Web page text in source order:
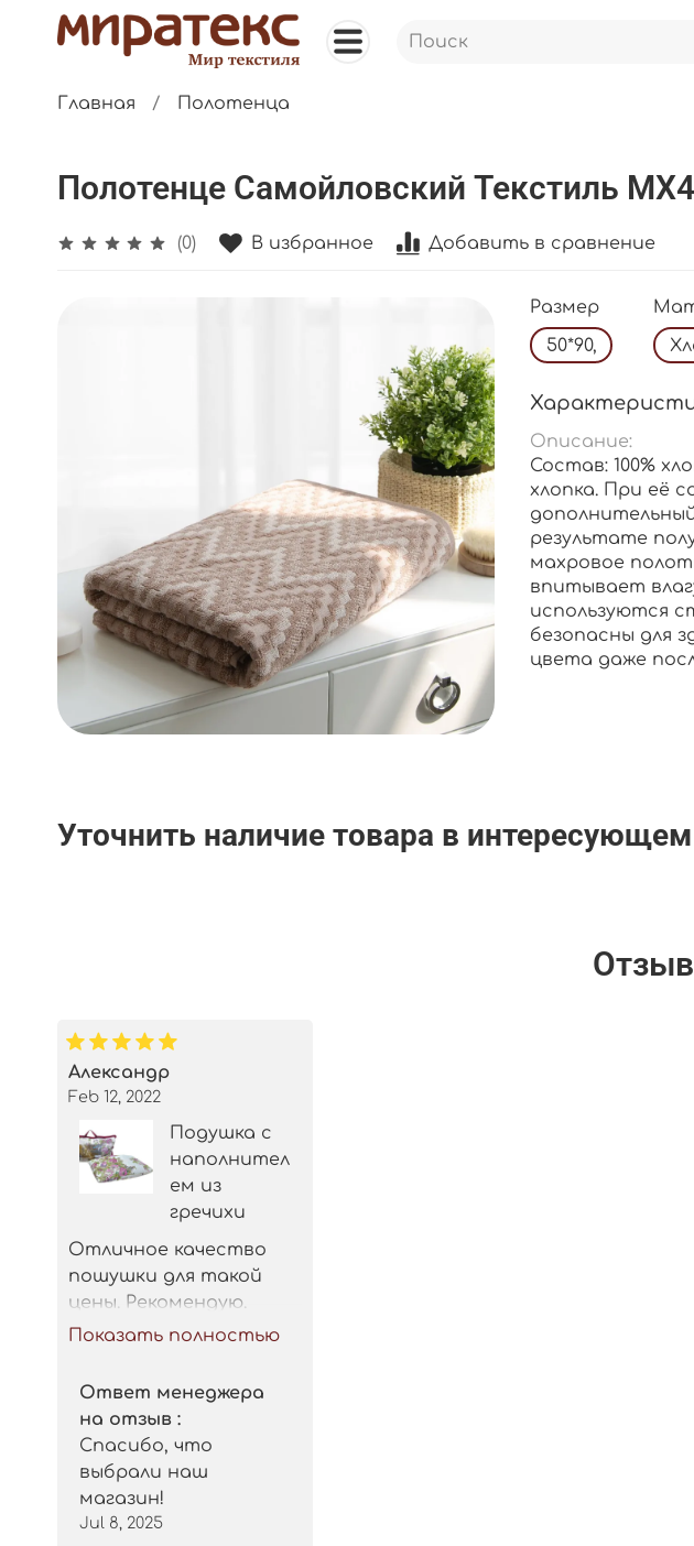
Главная Полотенца
Полотенце Самойловский Текстиль
(0) В избранное Добавить в сравнение
Размер
50*90,
Описание:
Состав: 100%
хлопка. При её
результате
махровое
впитывает
используются
безопасны для
цвета даже
Уточнить наличие товара в
Александр
Feb 12, 2022
Подушка с
наполнител
ем из
гречихи
Отличное качество
пошушки для такой
цены. Рекомендую.
Показать полностью
Ответ менеджера
на отзыв :
Спасибо, что
выбрали наш
магазин!
Jul 8, 2025